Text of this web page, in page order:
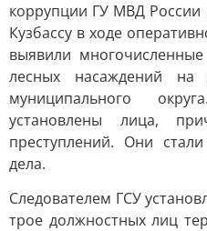
коррупции ГУ МВД России
Кузбассу в ходе
выявили
лесных насаждений на
муниципального
установлены лица,
преступлений. Они
дела.
Следователем ГСУ
трое должностных лиц